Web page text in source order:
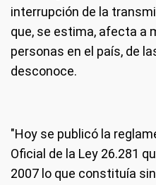
interrupción de la
que, se estima, afecta a
personas en el país, de
desconoce.
"Hoy se publicó la
Oficial de la Ley 26.281
2007 lo que constituía